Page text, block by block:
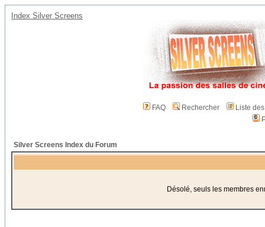
Index Silver Screens
FAQ Rechercher
Liste
Silver Screens Index du Forum
Désolé, seuls les membres